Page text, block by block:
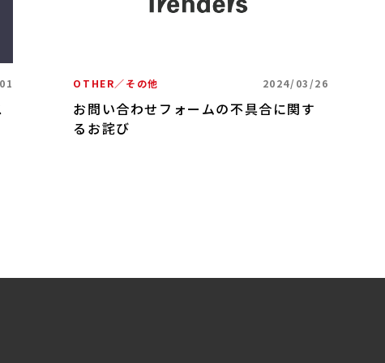
OTHER／その他 2024/03/26
お問い合わせフォームの不具合に関す
るお詫び